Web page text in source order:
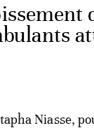
Niasse,